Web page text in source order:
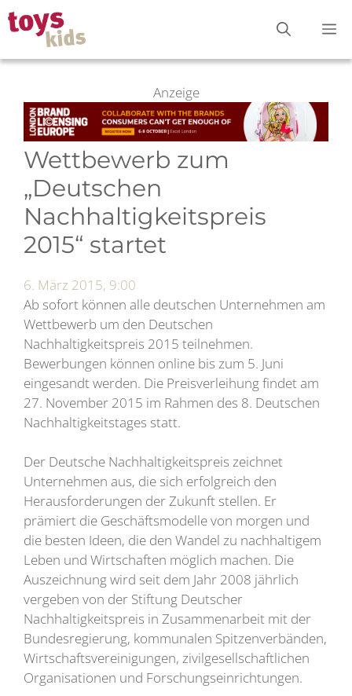
Zum
Inhalt
springen
Anzeige
Wettbewerb zum
„Deutschen
Nachhaltigkeitspreis
2015“ startet
6. März 2015, 9:00
Ab sofort können alle deutschen Unternehmen am
Wettbewerb um den Deutschen
Nachhaltigkeitspreis 2015 teilnehmen.
Bewerbungen können online bis zum 5. Juni
eingesandt werden. Die Preisverleihung findet am
27. November 2015 im Rahmen des 8. Deutschen
Nachhaltigkeitstages statt.
Der Deutsche Nachhaltigkeitspreis zeichnet
Unternehmen aus, die sich erfolgreich den
Herausforderungen der Zukunft stellen. Er
prämiert die Geschäftsmodelle von morgen und
die besten Ideen, die den Wandel zu nachhaltigem
Leben und Wirtschaften möglich machen. Die
Auszeichnung wird seit dem Jahr 2008 jährlich
vergeben von der Stiftung Deutscher
Nachhaltigkeitspreis in Zusammenarbeit mit der
Bundesregierung, kommunalen Spitzenverbänden,
Wirtschaftsvereinigungen, zivilgesellschaftlichen
Organisationen und Forschungseinrichtungen.